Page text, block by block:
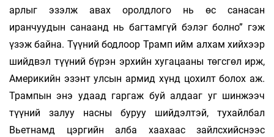
арлыг эзэлж авах оролдлого нь өс санасан
иранчуудын санаанд нь багтамгүй бэлэг болно” гэж
үзэж байна. Түүний бодлоор Трамп ийм алхам хийхээр
шийдвэл түүний бүрэн эрхийн хугацааны төгсгөл ирж,
Америкийн эзэнт улсын армид хүнд цохилт болох аж.
Трампын энэ удаад гаргаж буй алдааг уг шинжээч
түүний залуу насны буруу шийдэлтэй, тухайлбал
Вьетнамд цэргийн алба хаахаас зайлсхийснээс